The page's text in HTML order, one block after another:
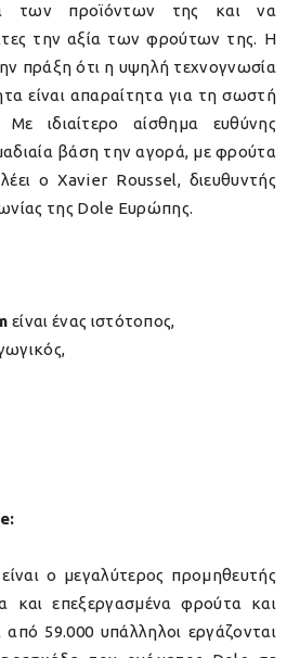
των προϊόντων της και να
την αξία των φρούτων της. Η
πράξη ότι η υψηλή τεχνογνωσία
είναι απαραίτητα για τη σωστή
Με ιδιαίτερο αίσθημα ευθύνης
βάση την αγορά, με φρούτα
ο Xavier Roussel, διευθυντής
της Dole Ευρώπης.
είναι ένας ιστότοπος,
ο μεγαλύτερος προμηθευτής
επεξεργασμένα φρούτα και
από 59.000 υπάλληλοι εργάζονται